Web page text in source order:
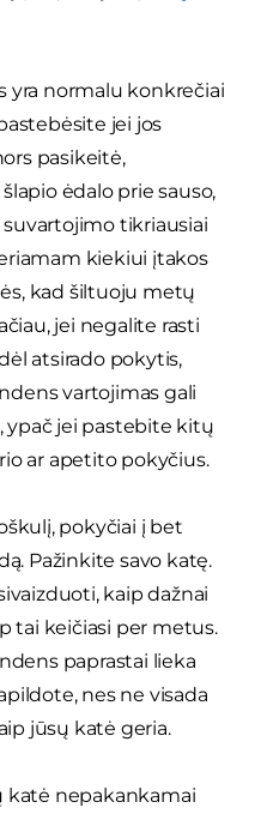
yra normalu konkrečiai
jei jos
pasikeitė,
ėdalo prie sauso,
tikriausiai
kiekiui įtakos
kad šiltuoju metų
jei negalite rasti
atsirado pokytis,
vartojimas gali
ypač jei pastebite kitų
ar apetito pokyčius.
pokyčiai į bet
Pažinkite savo katę.
kaip dažnai
tai keičiasi per metus.
paprastai lieka
nes ne visada
jūsų katė geria.
katė nepakankamai